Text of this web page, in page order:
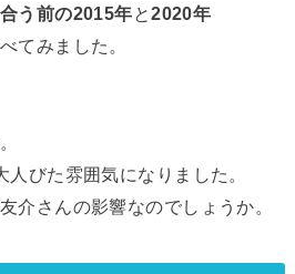
う前の2015年と2020年
てみました。
びた雰囲気になりました。
介さんの影響なのでしょうか。